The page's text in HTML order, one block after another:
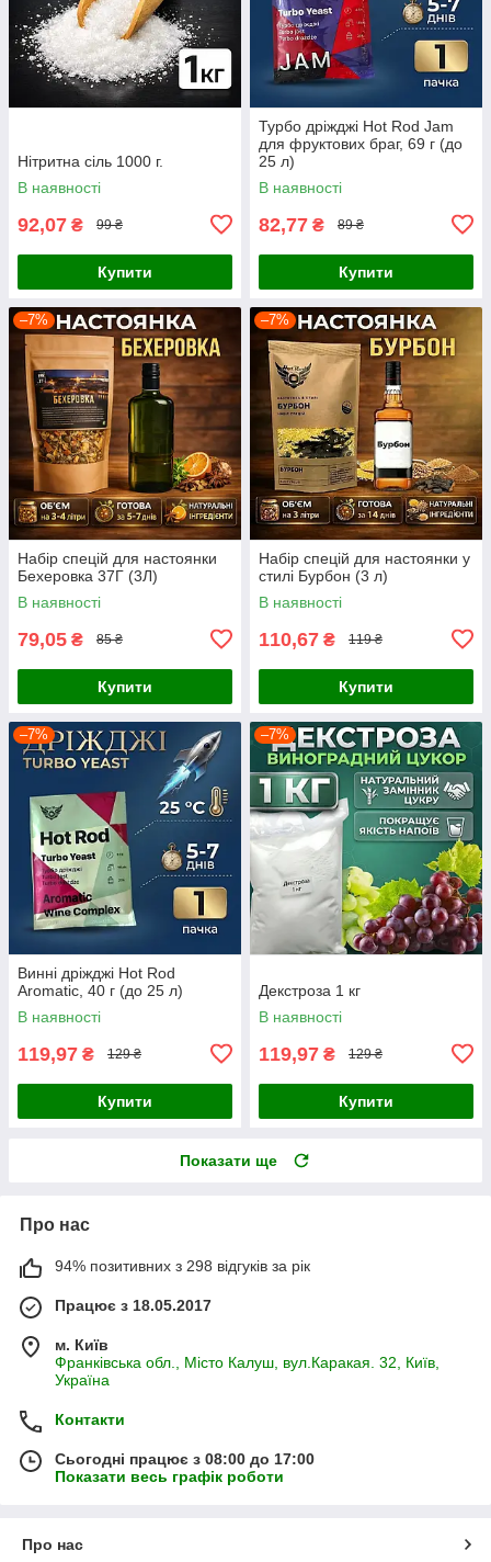
Нітритна сіль 1000 г.
В наявності
92,07 ₴ 99 ₴
Купити
Турбо дріжджі Hot Rod Jam
для фруктових браг, 69 г (до
25 л)
В наявності
82,77 ₴ 89 ₴
Купити
–7%
Набір спецій для настоянки
Бехеровка 37Г (3Л)
В наявності
79,05 ₴ 85 ₴
Купити
–7%
Набір спецій для настоянки у
стилі Бурбон (3 л)
В наявності
110,67 ₴ 119 ₴
Купити
–7%
Винні дріжджі Hot Rod
Aromatic, 40 г (до 25 л)
В наявності
119,97 ₴ 129 ₴
Купити
–7%
Декстроза 1 кг
В наявності
119,97 ₴ 129 ₴
Купити
Показати ще
Про нас
94% позитивних з 298 відгуків за рік
Працює з 18.05.2017
м. Київ
Франківська обл., Місто Калуш, вул.Каракая. 32, Київ,
Україна
Контакти
Сьогодні працює з 08:00 до 17:00
Показати весь графік роботи
Про нас